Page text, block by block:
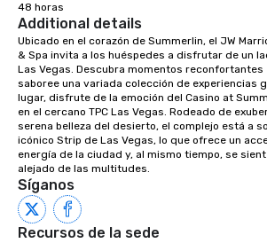
48 horas
Additional details
Ubicado en el corazón de Summerlin, el JW
& Spa invita a los huéspedes a disfrutar de un
Las Vegas. Descubra momentos reconfortantes
saboree una variada colección de experiencias
lugar, disfrute de la emoción del Casino at
en el cercano TPC Las Vegas. Rodeado de
serena belleza del desierto, el complejo está a
icónico Strip de Las Vegas, lo que ofrece un
energía de la ciudad y, al mismo tiempo, se
alejado de las multitudes.
Síganos
Recursos de la sede